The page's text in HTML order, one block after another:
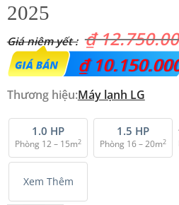
2025
₫
Giá
gốc
₫ 12.750.000.
₫
Thương hiệu:Máy lạnh LG
1.0 HP
Phòng 12 – 15m2
1.5 HP
Phòng 16 – 20m2
Xem Thêm